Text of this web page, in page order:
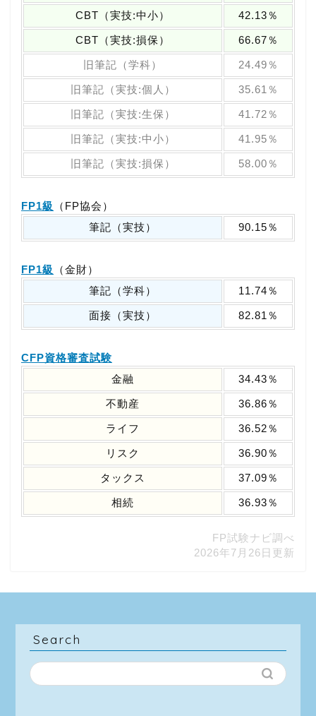
CBT（実技:中小） 42.13％
CBT（実技:損保） 66.67％
旧筆記（学科） 24.49％
旧筆記（実技:個人） 35.61％
旧筆記（実技:生保） 41.72％
旧筆記（実技:中小） 41.95％
旧筆記（実技:損保） 58.00％
FP1級
（FP協会）
筆記（実技）
90.15％
FP1級
（金財）
筆記（学科）
11.74％
面接（実技） 82.81％
CFP資格審査試験
金融
34.43％
不動産 36.86％
ライフ 36.52％
リスク 36.90％
タックス 37.09％
相続 36.93％
FP試験ナビ調べ
2026年7月26日更新
Search